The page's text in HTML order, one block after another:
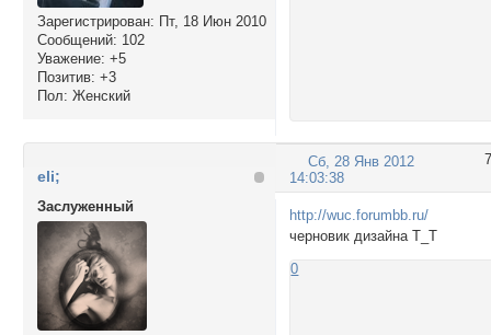
Зарегистрирован: Пт, 18 Июн 2010
Сообщений: 102
Уважение: +5
Позитив: +3
Пол: Женский
7
Сб, 28 Янв 2012
14:03:38
eli;
Заслуженный
http://wuc.forumbb.ru/
черновик дизайна Т_Т
0